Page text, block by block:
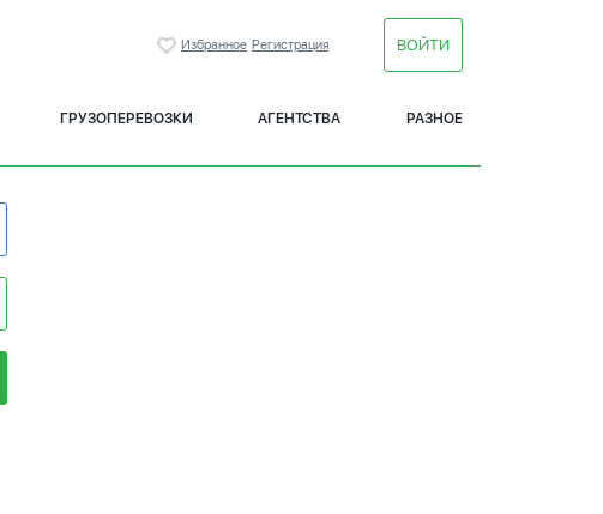
Избранное Регистрация ВОЙТИ
ГРУЗОПЕРЕВОЗКИ АГЕНТСТВА РАЗНОЕ